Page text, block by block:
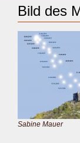
Bild des
Sabine Mauer